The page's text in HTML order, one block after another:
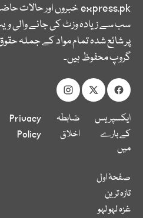
express.pkخبروں اور حالات
سب سے زیادہ وزٹ کی جانے والی
پر شائع شدہ تمام مواد کے جملہ
گروپ محفوظ ہیں۔
ایکسپریس
کے بارے
میں
ضابطہ
اخلاق
Privacy
Policy
صفحۂ اول
تازہ ترین
غزہ لہو لہو